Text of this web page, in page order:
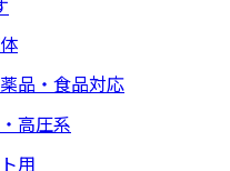
品・食品対応
高圧系
用